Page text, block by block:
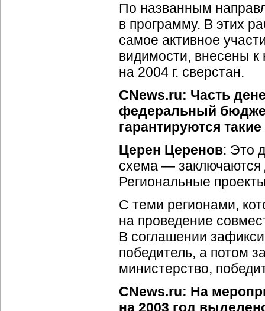
По названным
в программу. В этих
самое активное
видимости, внесены к
на 2004 г. сверстан.
CNews.ru: Часть
федеральный
гарантируются
Церен Церенов: Это
схема — заключаются
Региональные
С теми регионами,
на проведение
В соглашении
победитель, а потом
министерство,
CNews.ru: На
на 2003 год